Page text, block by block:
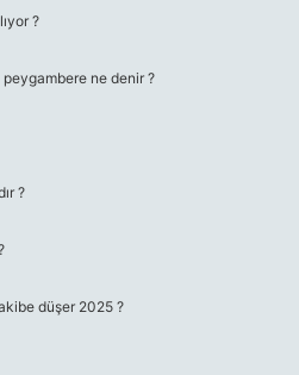
?
ne denir ?
?
düşer 2025 ?